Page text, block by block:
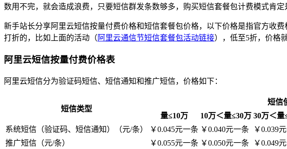
数用不完，就会造成浪费，只要短信群发条数够多，购买短信套餐包计费模式肯定
新手站长分享阿里云短信按量付费价格和短信套餐包价格，以下价格是指官方收
打折的，比如上面的活动（ 阿里云通信节短信套餐包活动链接），低至5折，价格
阿里云短信按量付费价格表
阿里云短信分为验证码短信、短信通知和推广短信，价格如下：
短信类型
短信
量≤10万
10万＜量≤30万 30万＜量
系统短信（验证码、短信通知）（元/条）
￥0.045元一条 ￥0.040元一条 ￥0.039
推广短信（元/条）
￥0.055元一条 ￥0.050元一条 ￥0.049